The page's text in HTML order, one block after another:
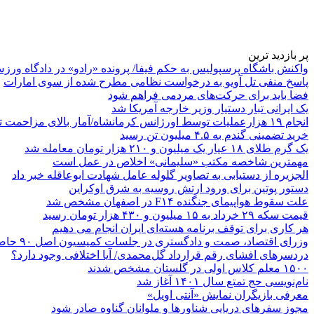
پر بازدید ترین
واکنش باشگاه پرسپولیس به حکم فیفا/ پرونده «رادو» در دادگاه
پاسخ منفی تل آویو به درخواست نظامی مطرح شده از سوی امارات
فضا باید برای حرکت‌های مردمی فراهم شود
یک ایرانی تبار دستیار وزیر خارجه آمریکا شد
انجام ۱۹ هزارعملیات توسط اورژانس کرمانشاه/آمار بالای مزاحمت تلفنی
خرید تضمینی گندم به ۴.۵ میلیون تن رسید
یک گرم طلای ۱۸ عیار یک میلیون و ۲۱۰ هزار تومان معامله شد
مهمترین شاخصه مکتب «سلیمانی» اخلاص در عمل است
الجزیره از دستیابی به تصاویر گلوله عامل شهادت ابوعاقله خبر داد
دستور پوتین برای ورود ارتش روسیه به شرق اوکراین
علت سقوط هواپیمای جنگنده F۱۴ در اصفهان مشخص شد
قیمت سکه ۲۹ خرداد به ۱۵ میلیون و ۴۳۰ هزار تومان رسید
هر کاری برای توقف برنامه هسته‌ای ایران انجام می دهیم
وزرای اقتصاد، صمت و دادگستری در جلسات کمیسیون اصل ۹۰ حاضر می‌شوند
دردسرهای افشای رقم قرارداد گل‌محمدی/ آیا اختلافی وجود دارد؟
۱۵۰۰ معلم کلاس اولی در گلستان مشخص شدند
نام‌نویسی حج تمتع سال ۱۴۰۱ آغاز شد
معرفی بازیگران نمایش «آنتی اویل»
مجوز سفرهای دریایی شناورها و ملوانان گناوه صادر شود